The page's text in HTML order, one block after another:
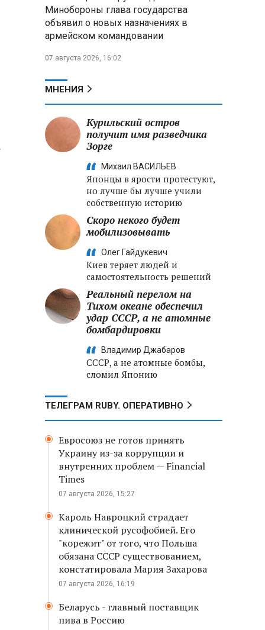
Хотите «собирать сливки» в
городах — отвечайте и за
отдалённые деревни
Минобороны РФ: установлен
Харьковской области
криптообменников в «Москва-
Сити», через которую
украинские call-центры
Минобороны глава государства
объявил о новых назначениях в
армейском командовании
07 августа 2026, 16:02
МНЕНИЯ
Курильский остров
получит имя разведчика
Зорге
Михаил ВАСИЛЬЕВ
Японцы в ярости протестуют,
но лучше бы лучше учили
собственную историю
Скоро некого будет
мобилизовывать
Олег Гайдукевич
Киев теряет людей и
самостоятельность решений
Реальный перелом на
Тихом океане обеспечил
удар СССР, а не атомные
бомбардировки
Владимир Джабаров
СССР, а не атомные бомбы,
сломил Японию
ТЕЛЕГРАМ RUBY. ОПЕРАТИВНО
Евросоюз не готов принять
Украину из-за коррупции и
внутренних проблем — Financial
Times
07 августа 2026, 15:27
Кароль Навроцкий страдает
клинической русофобией. Его
"корежит" от того, что Польша
обязана СССР существованием,
констатировала Мария Захарова
07 августа 2026, 16:19
Беларусь - главный поставщик
пива в Россию